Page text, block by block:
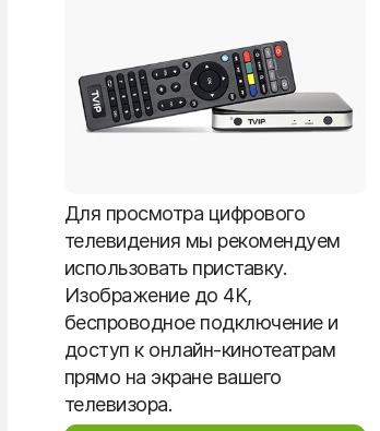
Для просмотра цифрового
телевидения мы рекомендуем
использовать приставку.
Изображение до 4K,
беспроводное подключение и
доступ к онлайн-кинотеатрам
прямо на экране вашего
телевизора.